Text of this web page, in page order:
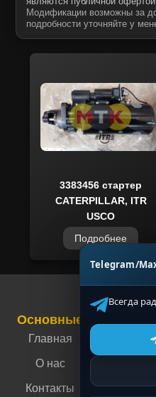
также
агрегатами известных
Топливная форсунка
поставляется в
доступны на складе,
оперативно
России. Приобретая
получаете
технической
Модификации возможны за
подробности уточняйте у
3383456 стартер
CATERPILLAR, ITR
USCO
Подробнее
Основные
Главная
О нас
Контакты
г.
Telegram/
Всегда